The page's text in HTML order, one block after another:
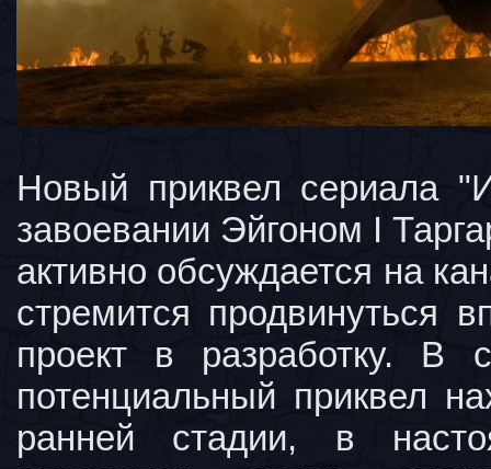
Новый приквел сериала
завоевании Эйгоном I
активно обсуждается на
стремится продвинуться
проект в разработку. В
потенциальный приквел
ранней стадии, в